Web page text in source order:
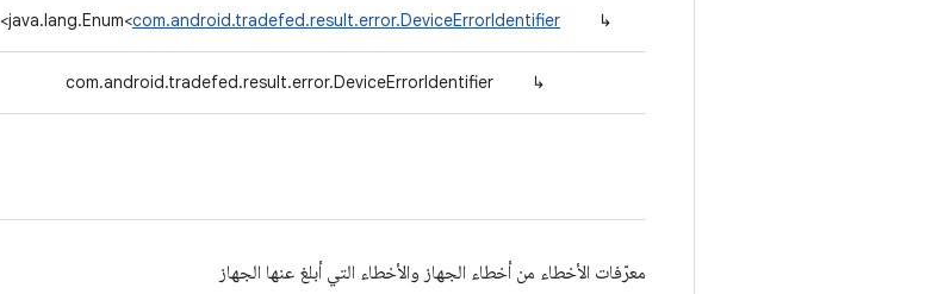
↳
java.lang.Enum<com.android.tradefed.result.error.DeviceErrorIdentifier
>
↳
com.android.tradefed.result.error.DeviceErrorIdentifier
معرّفات الأخطاء من أخطاء الجهاز والأخطاء التي أبلغ عنها الجهاز